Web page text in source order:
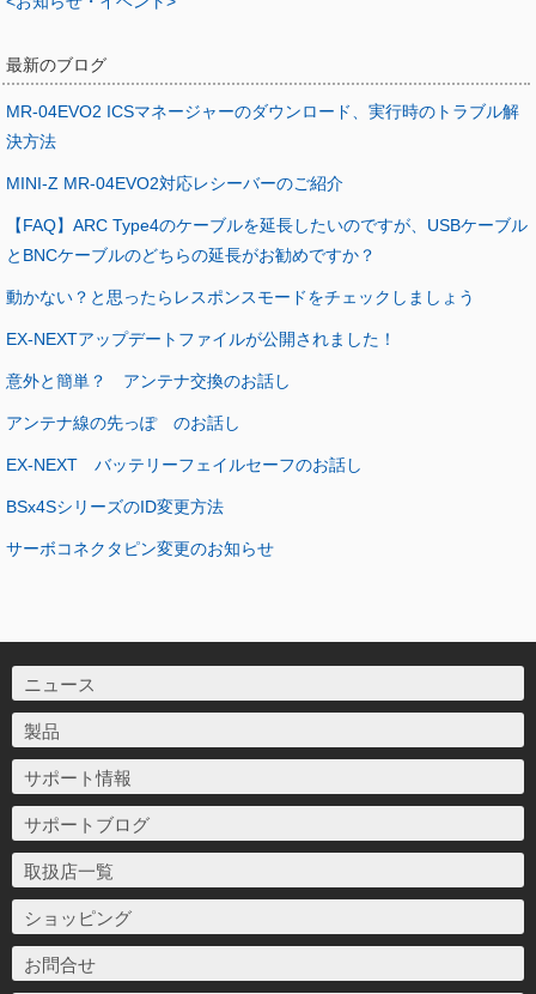
最新のブログ
MR-04EVO2 ICSマネージャーのダウンロード、実行時のトラブル解
決方法
MINI-Z MR-04EVO2対応レシーバーのご紹介
【FAQ】ARC Type4のケーブルを延長したいのですが、USBケーブル
とBNCケーブルのどちらの延長がお勧めですか？
動かない？と思ったらレスポンスモードをチェックしましょう
EX-NEXTアップデートファイルが公開されました！
意外と簡単？ アンテナ交換のお話し
アンテナ線の先っぽ のお話し
EX-NEXT バッテリーフェイルセーフのお話し
BSx4SシリーズのID変更方法
サーボコネクタピン変更のお知らせ
ニュース
製品
サポート情報
サポートブログ
取扱店一覧
ショッピング
お問合せ